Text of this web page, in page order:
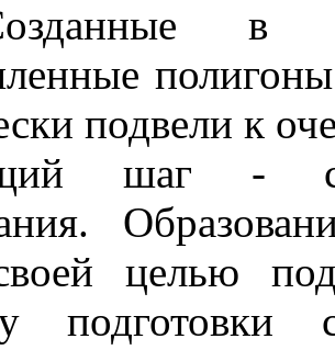
в
полигоны
подвели к
шаг -
целью